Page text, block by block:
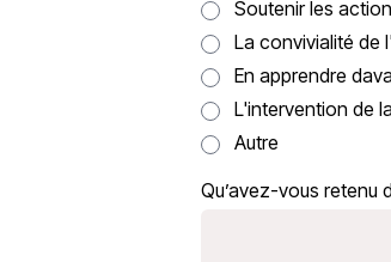
Soutenir les
La convivialité de
En apprendre
L'intervention de
Autre
Qu’avez-vous retenu